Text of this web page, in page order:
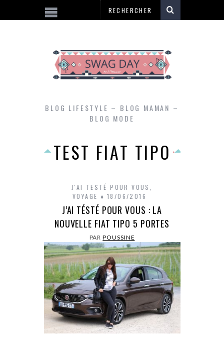
BLOG LIFESTYLE – BLOG MAMAN –
BLOG MODE
TEST FIAT TIPO
J'AI TESTÉ POUR VOUS
VOYAGE
18/06/2016
J’AI TÉSTÉ POUR VOUS : LA
NOUVELLE FIAT TIPO 5 PORTES
PARPOUSSINE